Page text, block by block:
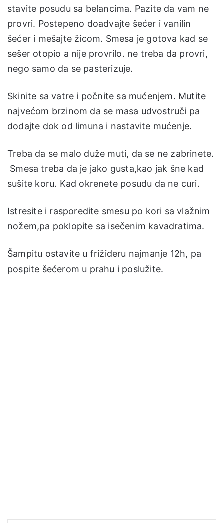
stavite posudu sa belancima. Pazite da vam ne
provri. Postepeno doadvajte šećer i vanilin
šećer i mešajte žicom. Smesa je gotova kad se
sešer otopio a nije provrilo. ne treba da provri,
nego samo da se pasterizuje.
Skinite sa vatre i počnite sa mućenjem. Mutite
najvećom brzinom da se masa udvostruči pa
dodajte dok od limuna i nastavite mućenje.
Treba da se malo duže muti, da se ne zabrinete.
Smesa treba da je jako gusta,kao jak šne kad
sušite koru. Kad okrenete posudu da ne curi.
Istresite i rasporedite smesu po kori sa vlažnim
nožem,pa poklopite sa isečenim kavadratima.
Šampitu ostavite u frižideru najmanje 12h, pa
pospite šećerom u prahu i poslužite.